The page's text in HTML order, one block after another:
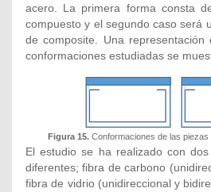
acero. La primera forma consta
compuesto y el segundo caso será
de composite. Una representación
conformaciones estudiadas se
Figura 15. Conformaciones de las piezas
El estudio se ha realizado con
diferentes; fibra de carbono
fibra de vidrio (unidireccional y